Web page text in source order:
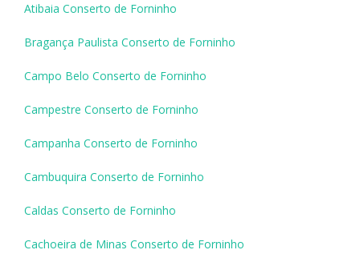
Atibaia Conserto de Forninho
Bragança Paulista Conserto de Forninho
Campo Belo Conserto de Forninho
Campestre Conserto de Forninho
Campanha Conserto de Forninho
Cambuquira Conserto de Forninho
Caldas Conserto de Forninho
Cachoeira de Minas Conserto de Forninho